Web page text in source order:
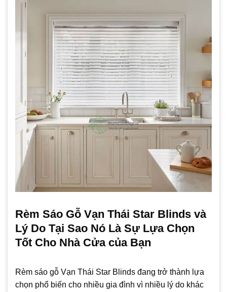
Rèm Sáo Gỗ Vạn Thái Star Blinds và
Lý Do Tại Sao Nó Là Sự Lựa Chọn
Tốt Cho Nhà Cửa của Bạn
Rèm sáo gỗ Vạn Thái Star Blinds đang trở thành lựa
chọn phổ biến cho nhiều gia đình vì nhiều lý do khác